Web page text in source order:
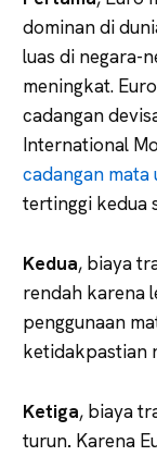
dominan di
luas di negara-
meningkat.
cadangan
International
cadangan mata
tertinggi kedua
Kedua, biaya
rendah karena
penggunaan
ketidakpastian
Ketiga, biaya
turun. Karena